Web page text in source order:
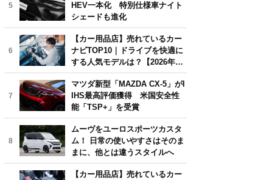
5
HEV一本化 特別仕様車ナイト
シェードも進化
6
【カー用品店】売れているカー
ナビTOP10｜ドライブを快適に
する人気モデルは？【2026年6
月版】
7
マツダ新型「MAZDA CX-5」がI
IHS最高評価獲得 米国安全性
能「TSP+」を受賞
8
ムーヴをユーロスポーツカスタ
ム！ 日常の使いやすさはそのま
まに、他とは違うスタイルへ
【カー用品店】売れているカー